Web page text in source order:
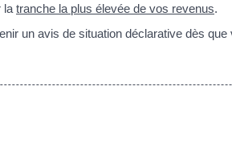
la tranche la plus élevée de vos revenus.
un avis de situation déclarative dès